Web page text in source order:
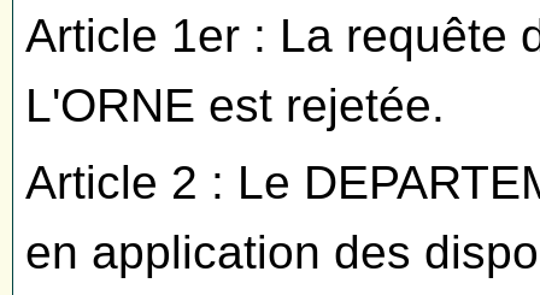
Article 1er : La requête
L'ORNE est rejetée.
Article 2 : Le
en application des